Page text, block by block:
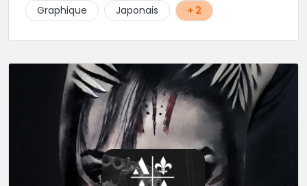
0648079720 ou messages sur Instagram ou
Facebook.
Graphique
Japonais + 2